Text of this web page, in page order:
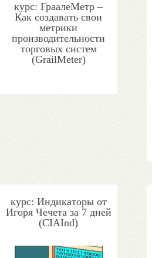
курс: ГраалеМетр –
Как создавать свои
метрики
производительности
торговых систем
(GrailMeter)
курс: Индикаторы от
Игоря Чечета за 7 дней
(CIAInd)